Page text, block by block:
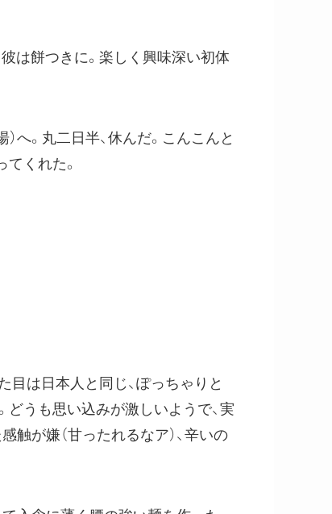
は餅つきに。楽しく興味深い初体
へ。丸二日半、休んだ。こんこんと
くれた。
目は日本人と同じ、ぽっちゃりと
どうも思い込みが激しいようで、実
が嫌（甘ったれるなア）、辛いの